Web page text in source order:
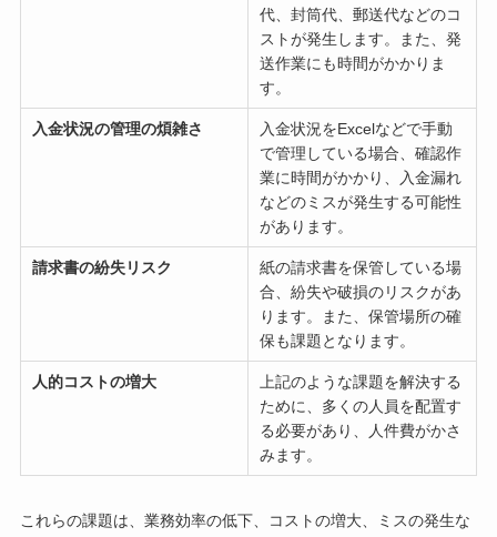
代、封筒代、郵送代などのコ
ストが発生します。また、発
送作業にも時間がかかりま
す。
入金状況の管理の煩雑さ
入金状況をExcelなどで手動
で管理している場合、確認作
業に時間がかかり、入金漏れ
などのミスが発生する可能性
があります。
請求書の紛失リスク
紙の請求書を保管している場
合、紛失や破損のリスクがあ
ります。また、保管場所の確
保も課題となります。
人的コストの増大
上記のような課題を解決する
ために、多くの人員を配置す
る必要があり、人件費がかさ
みます。
これらの課題は、業務効率の低下、コストの増大、ミスの発生な